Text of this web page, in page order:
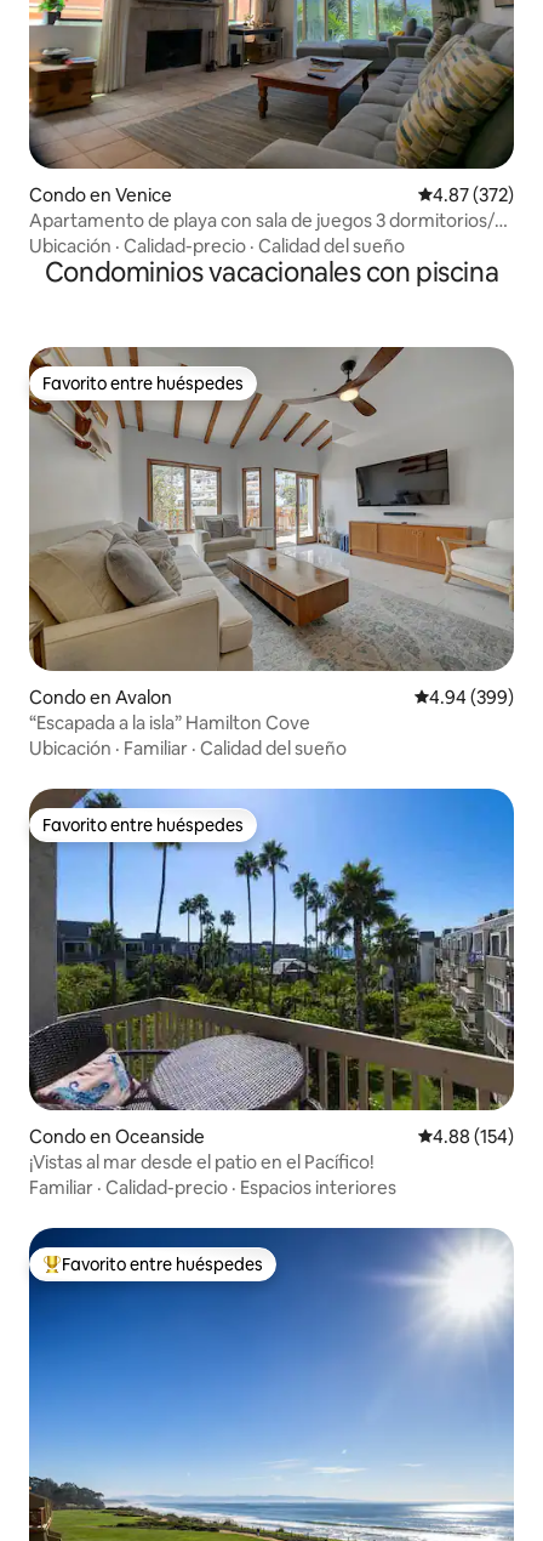
Condo en Venice Calificación
4.87 (372)
Apartamento de playa con sala de juegos 3 dormitorios/3
baños
Ubicación · Calidad-precio · Calidad del sueño
Condominios vacacionales con piscina
Favorito entre huéspedes
Favorito entre huéspedes
Condo en Avalon Calificación
4.94 (399)
“Escapada a la isla” Hamilton Cove
Ubicación · Familiar · Calidad del sueño
Favorito entre huéspedes
Favorito entre huéspedes
Condo en Oceanside Calificación
4.88 (154)
¡Vistas al mar desde el patio en el Pacífico!
Familiar · Calidad-precio · Espacios interiores
Favorito entre huéspedes preferido
Favorito entre huéspedes